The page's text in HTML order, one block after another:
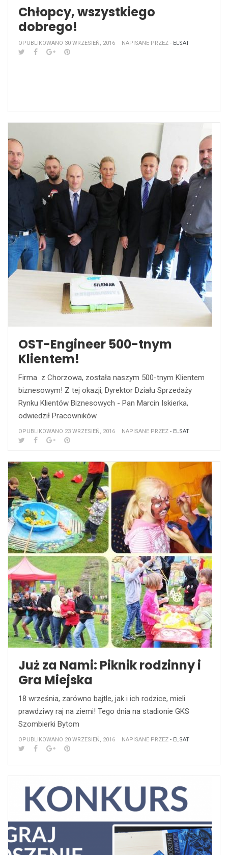
Chłopcy, wszystkiego
dobrego!
OPUBLIKOWANO 30 WRZESIEŃ, 2016 NAPISANE PRZEZ - ELSAT
OST-Engineer 500-tnym
Klientem!
Firma z Chorzowa, została naszym 500-tnym Klientem
biznesowym! Z tej okazji, Dyrektor Działu Sprzedaży
Rynku Klientów Biznesowych - Pan Marcin Iskierka,
odwiedził Pracowników
OPUBLIKOWANO 23 WRZESIEŃ, 2016 NAPISANE PRZEZ - ELSAT
Już za Nami: Piknik rodzinny i
Gra Miejska
18 września, zarówno bajtle, jak i ich rodzice, mieli
prawdziwy raj na ziemi! Tego dnia na stadionie GKS
Szombierki Bytom
OPUBLIKOWANO 20 WRZESIEŃ, 2016 NAPISANE PRZEZ - ELSAT